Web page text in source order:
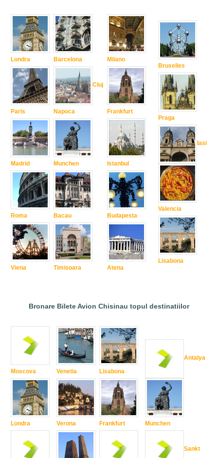
Londra
Paris
Madrid
Roma
Viena
Barcelona
Cluj
Napoca
Munchen
Bacau
Timisoara
Milano
Frankfurt
Istanbul
Budapesta
Atena
Bruxelles
Praga
Iasi
Valencia
Lisabona
Bronare Bilete Avion Chisinau topul destinatiilor
Moscova
Londra
Venetia
Verona
Lisabona
Frankfurt
Antalya
Munchen
Sankt